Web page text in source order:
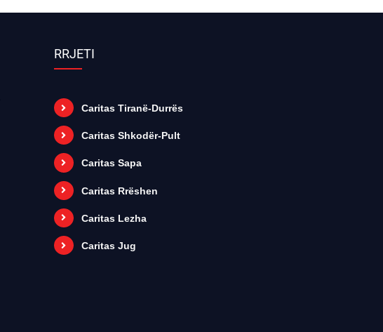
RRJETI
Caritas Tiranë-Durrës
Caritas Shkodër-Pult
Caritas Sapa
Caritas Rrëshen
Caritas Lezha
Caritas Jug